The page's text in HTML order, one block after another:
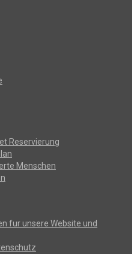
Reservierung
Menschen
fur unsere Website und